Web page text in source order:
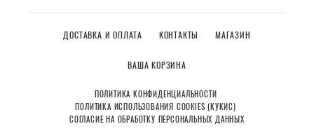
ДОСТАВКА И ОПЛАТА КОНТАКТЫ МАГАЗИН
ВАША КОРЗИНА
ПОЛИТИКА КОНФИДЕНЦИАЛЬНОСТИ
ПОЛИТИКА ИСПОЛЬЗОВАНИЯ COOKIES (КУКИС)
СОГЛАСИЕ НА ОБРАБОТКУ ПЕРСОНАЛЬНЫХ ДАННЫХ